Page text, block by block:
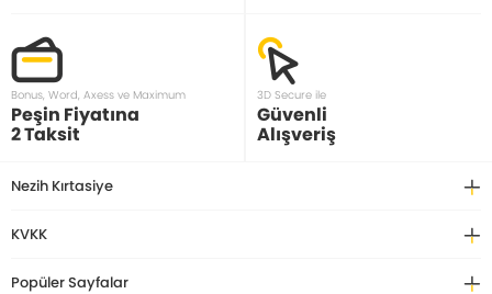
Bonus, Word, Axess ve Maximum
Peşin Fiyatına
2 Taksit
3D Secure ile
Güvenli
Alışveriş
Nezih Kırtasiye
KVKK
Popüler Sayfalar